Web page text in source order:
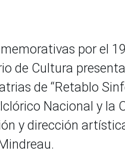
por el
de Cultura
de “Retablo
Nacional y la
y dirección